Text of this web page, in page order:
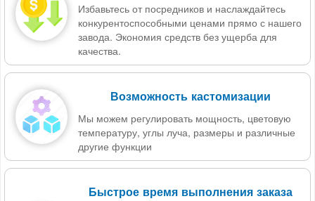
Избавьтесь от посредников и наслаждайтесь
конкурентоспособными ценами прямо с нашего
завода. Экономия средств без ущерба для
качества.
Возможность кастомизации
Мы можем регулировать мощность, цветовую
температуру, углы луча, размеры и различные
другие функции
Быстрое время выполнения заказа